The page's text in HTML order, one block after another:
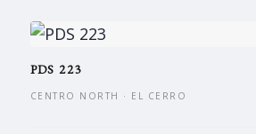
PDS 223
CENTRO NORTH · EL CERRO